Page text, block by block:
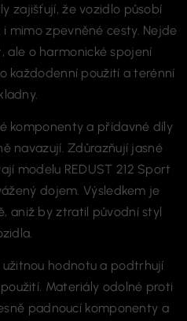
zajišťují, že vozidlo působí
mimo zpevněné cesty. Nejde
ale o harmonické spojení
každodenní použití a terénní
komponenty a přídavné díly
navazují. Zdůrazňují jasné
modelu REDUST 212 Sport
dojem. Výsledkem je
aniž by ztratil původní styl
užitnou hodnotu a podtrhují
Materiály odolné proti
padnoucí komponenty a